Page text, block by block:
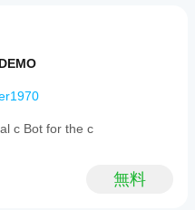
c Bot for the c
無料